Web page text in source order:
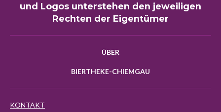
und Logos unterstehen den jeweiligen
Rechten der Eigentümer
ÜBER
BIERTHEKE-CHIEMGAU
KONTAKT